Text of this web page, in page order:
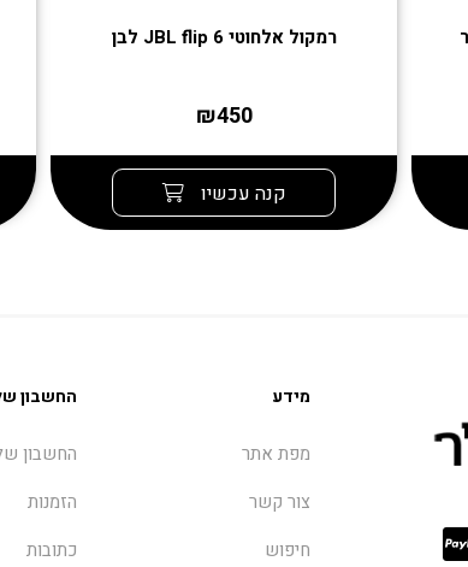
רמקול אלחוטי JBL flip 6 לבן
₪450
קנה עכשיו
מידע
מפת אתר
צור קשר
חיפוש
החשבון
החשבון
הזמנות
כתובות